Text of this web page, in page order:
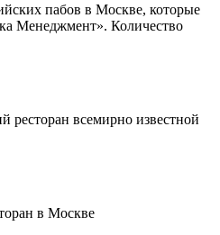
пабов в Москве, которые
Менеджмент». Количество
всемирно известной
в Москве